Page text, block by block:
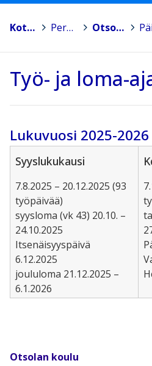
Kotka Peruskoulut Otsolan koulu >
Työ- ja loma-
Lukuvuosi 2025-
Syyslukukausi
7.8.2025 – 20.12.2025 (93
työpäivää)
syysloma (vk 43) 20.10. –
24.10.2025
Itsenäisyyspäivä
6.12.2025
joululoma 21.12.2025 –
6.1.2026
Otsolan koulu